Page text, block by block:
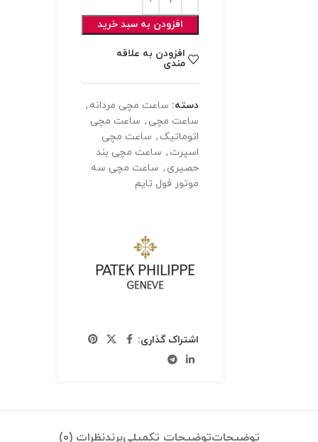
افزودن به سبد خرید
افزودن به علاقه
مندی
دسته: ساعت مچی مردانه ,
ساعت مچی , ساعت مچی
اتوماتیک , ساعت مچی
اسپرت , ساعت مچی بند
حصیری , ساعت مچی سه
موتور فول تایم
اشتراک گذاری:
توضیحاتتوضیحات تکمیلیبرندنظرات (0)